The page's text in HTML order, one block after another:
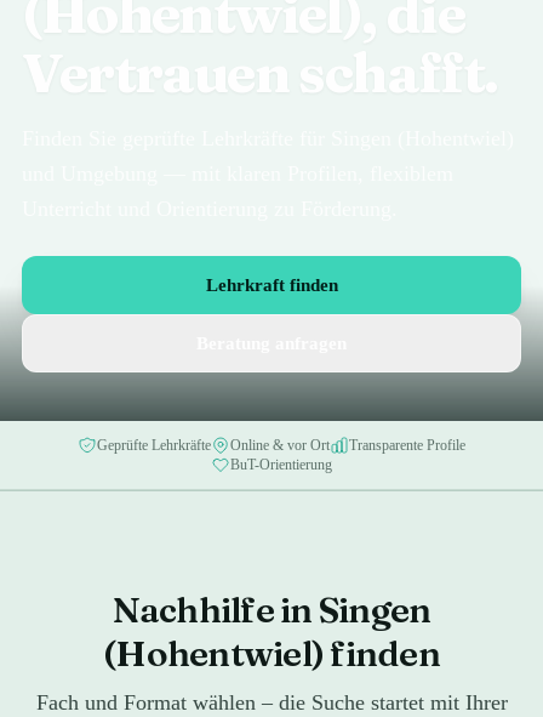
Vertrauen schafft.
Lehrkraft finden
Geprüfte Lehrkräfte Online & vor Ort
Transparente Profile
BuT-Orientierung
Nachhilfe in Singen
(Hohentwiel) finden
Fach und Format wählen – die Suche startet mit Ihrer